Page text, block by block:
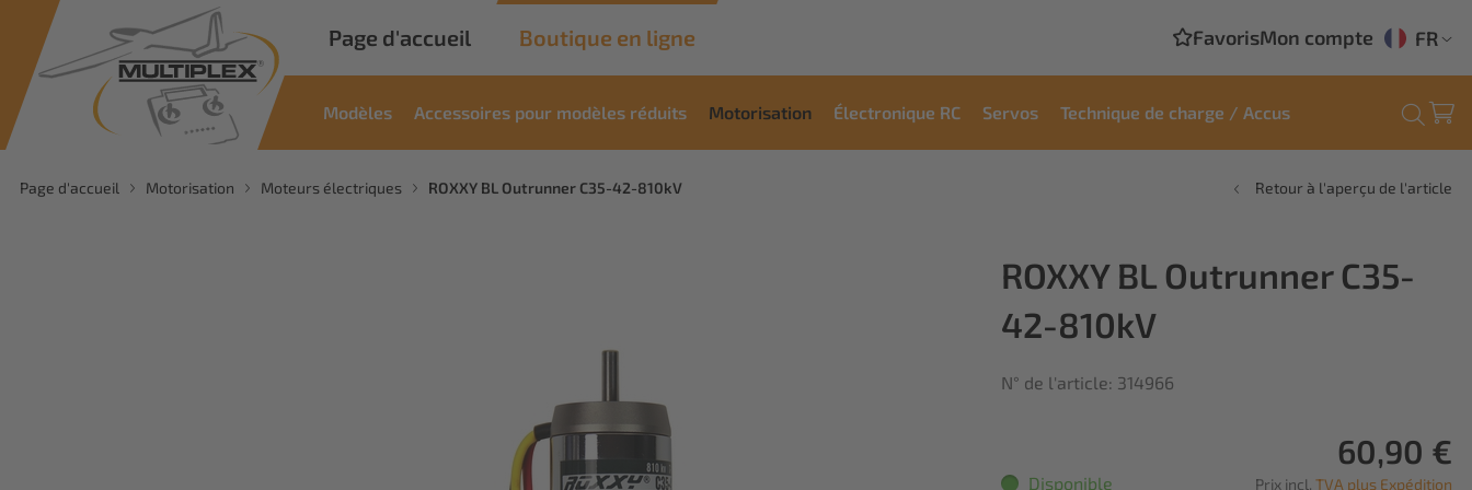
Page d'accueil Boutique en ligne FavorisMon compte FR
Modèles Accessoires pour modèles réduits Motorisation Électronique RC Servos Technique de charge / Accus
Page d'accueil Motorisation Moteurs électriques ROXXY BL Outrunner C35-42-810kV Retour à l'aperçu de l'article
ROXXY BL Outrunner C35-
42-810kV
N° de l'article: 314966
60,90 €
Prix incl. TVA plus Expédition
Disponible